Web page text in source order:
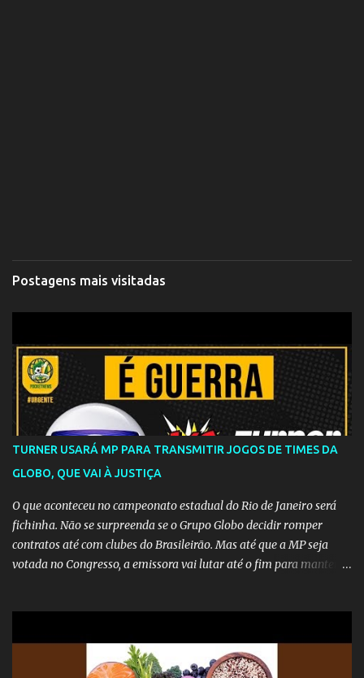
Postagens mais visitadas
TURNER USARÁ MP PARA TRANSMITIR JOGOS DE TIMES DA
GLOBO, QUE VAI À JUSTIÇA
O que aconteceu no campeonato estadual do Rio de Janeiro será
fichinha. Não se surpreenda se o Grupo Globo decidir romper
contratos até com clubes do Brasileirão. Mas até que a MP seja
votada no Congresso, a emissora vai lutar até o fim para manter o